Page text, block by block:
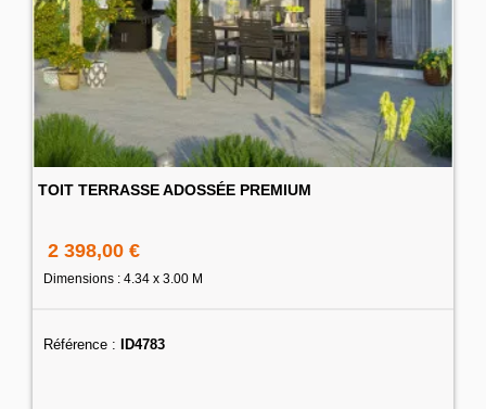
TOIT TERRASSE ADOSSÉE PREMIUM
2 398,00 €
Dimensions : 4.34 x 3.00 M
Référence : ID4783